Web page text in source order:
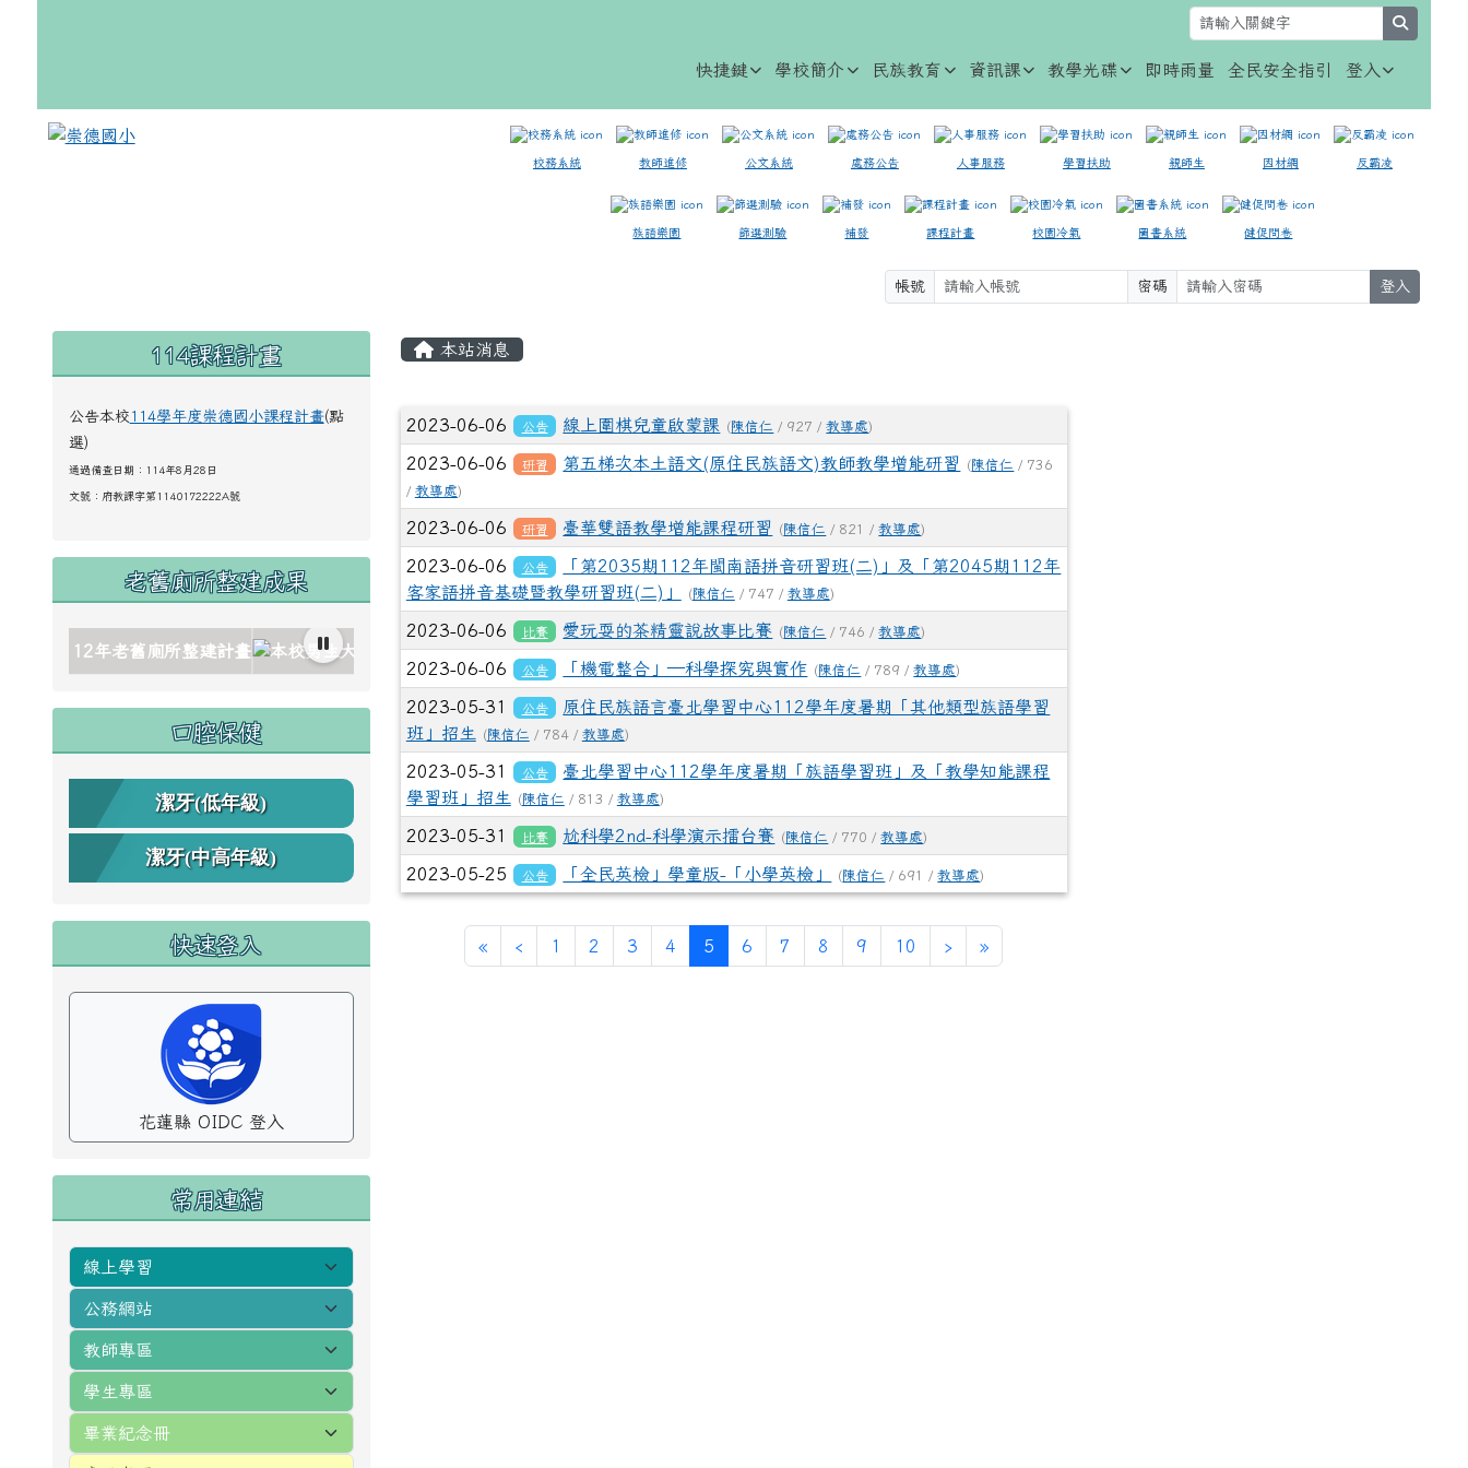
快捷鍵 學校簡介 民族教育 資訊課 教學光碟 即時雨量 全民安全指引 登入
校務系統 教師進修 公文系統 處務公告 人事服務 學習扶助 親師生 因材網 反霸凌
族語樂園 篩選測驗 補發 課程計畫 校園冷氣 圖書系統 健促問卷
帳號 密碼 登入
左邊區域內容
114課程計畫
公告本校 114學年度崇德國小課程計畫(點
選)
通過備查日期：114年8月28日
文號： 府教課字第1140172222A號
老舊廁所整建成果
to https://www.cdps.hlc.edu.tw/uploads/tad_blocks/image/gallery_511959_1_oez.jpg title= rel=fgallery511959 class=fancybox_gallery511959
to https://www.cdps.hlc.edu.tw/uploads/tad_blocks/image/gallery_511959_2_dQJ.jpg title= rel=fgallery511959 class=fancybox_gallery511959
to https://www.cdps.hlc.edu.tw/uploads/tad_blocks/image/gallery_511959_3_4Oh.jpg title= rel=fgallery511959 class=fancybox_gallery511959
to https://www.cdps.hlc.edu.tw/uploads/tad_blocks/image/gallery_511959_4_sSR.jpg title= rel=fgallery511959 class=fancybox_gallery511959
to https://www.cdps.hlc.edu.tw/uploads/tad_blocks/image/gallery_511959_5_htO.jpg title= rel=fgallery511959 class=fancybox_gallery511959
link to https://www.cdps.hlc.edu.tw/uploads/tad_blocks/image/gallery_511959_6_wMu.jpg title=因此申請112年老舊廁所整建計畫。 rel=fgallery511959
link to https://www.cdps.hlc.edu.tw/uploads/tad_blocks/image/gallery_511959_7_c2i.jpg title=本校男生大便器比例為
link to https://www.cdps.hlc.edu.tw/uploads/tad_blocks/image/
link to https://www.cdps.hlc.edu.tw/uploads/tad_blocks/image/
link to https://www.cdps.hlc.edu.tw/uploads/tad_blocks/image/
link to https://www.cdps.hlc.edu.tw/uploads/tad_blocks/image/
link to https://www.cdps.hlc.edu.tw/uploads/tad_blocks/image/
link to https://www.cdps.hlc.edu.tw/uploads/tad_blocks/image/
link to https://www.cdps.hlc.edu.tw/uploads/tad_blocks/image/
口腔保健
潔牙(低年級)
潔牙(中高年級)
快速登入
花蓮縣 OIDC 登入
常用連結
主內容區域
本站消息
文章列表
2023-06-06 公告 線上圍棋兒童啟蒙課 (陳信仁 / 927 /教導處)
2023-06-06 研習 第五梯次本土語文(原住民族語文)教師教學增能研習 (陳信仁 / 736
/ 教導處)
2023-06-06 研習 臺華雙語教學增能課程研習 (陳信仁 / 821 /教導處)
2023-06-06 公告
「第2035期112年閩南語拼音研習班(二)」及「第2045期112年
客家語拼音基礎暨教學研習班(二)」
(陳信仁 / 747 / 教導處)
2023-06-06 比賽 愛玩耍的茶精靈說故事比賽 (陳信仁 / 746 /教導處)
2023-06-06 公告 「機電整合」—科學探究與實作 (陳信仁 / 789 /教導處)
2023-05-31 公告
原住民族語言臺北學習中心112學年度暑期「其他類型族語學習
班」招生
(陳信仁 / 784 / 教導處)
2023-05-31 公告
臺北學習中心112學年度暑期「族語學習班」及「教學知能課程
學習班」招生
(陳信仁 / 813 / 教導處)
2023-05-31 比賽 尬科學2nd-科學演示擂台賽 (陳信仁 / 770 /教導處)
2023-05-25 公告 「全民英檢」學童版-「小學英檢」 (陳信仁 / 691 /教導處)
«第一頁
‹ 上一頁
1 2 3 4 5 (目前頁次)
6 7 8 9 10 ›下一頁
»最後頁
頁尾區域